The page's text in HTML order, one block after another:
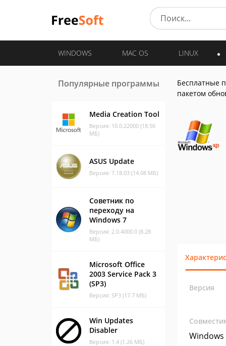
WINDOWS MAC OS LINUX
Популярные программы
Media Creation Tool
Версия: 10.0.22000 (18.56
МБ)
ASUS Update
Версия: 7.18.03 (14.08 МБ)
Советник по
переходу на
Windows 7
Версия: 2.0.4000.0 (8.28
МБ)
Microsoft Office
2003 Service Pack 3
(SP3)
Версия: SP3 (17.7 МБ)
Win Updates
Disabler
Версия: 1.4 (1.26 МБ)
Бесплатные
пакетом
Версия
Windows